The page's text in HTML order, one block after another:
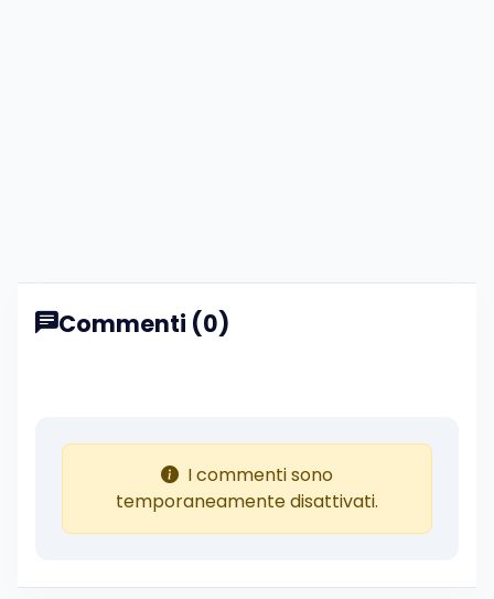
Commenti (0)
I commenti sono
temporaneamente disattivati.